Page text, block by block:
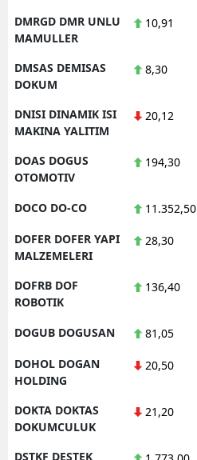
DMRGD DMR UNLU
MAMULLER
10,91
DMSAS DEMISAS
DOKUM
8,30
DNISI DINAMIK ISI
MAKINA YALITIM
20,12
DOAS DOGUS
OTOMOTIV
194,30
DOCO DO-CO 11.352,50
DOFER DOFER YAPI
MALZEMELERI
28,30
DOFRB DOF
ROBOTIK
136,40
DOGUB DOGUSAN 81,05
DOHOL DOGAN
HOLDING
20,50
DOKTA DOKTAS
DOKUMCULUK
21,20
DSTKF DESTEK